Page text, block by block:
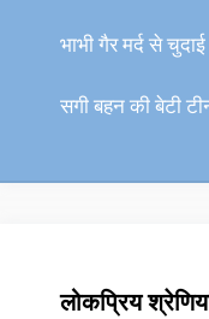
भाभी गैर मर्द से
सगी बहन की बेटी
लोकप्रिय